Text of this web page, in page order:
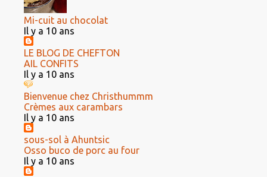
Mi-cuit au chocolat
Il y a 10 ans
LE BLOG DE CHEFTON
AIL CONFITS
Il y a 10 ans
Bienvenue chez Christhummm
Crèmes aux carambars
Il y a 10 ans
sous-sol à Ahuntsic
Osso buco de porc au four
Il y a 10 ans